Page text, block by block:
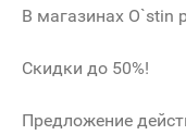
В магазинах O`stin
Скидки до 50%!
Предложение